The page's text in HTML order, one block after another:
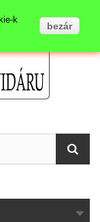
k
bezár